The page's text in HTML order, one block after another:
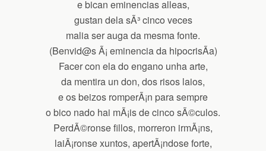
e bican eminencias alleas,
gustan dela sÃ³ cinco veces
malia ser auga da mesma fonte.
(Benvid@s Ã¡ eminencia da hipocrisÃ­a)
Facer con ela do engano unha arte,
da mentira un don, dos risos laios,
e os beizos romperÃ¡n para sempre
o bico nado hai mÃ¡is de cinco sÃ©culos.
PerdÃ©ronse fillos, morreron irmÃ¡ns,
laiÃ¡ronse xuntos, apertÃ¡ndose forte,